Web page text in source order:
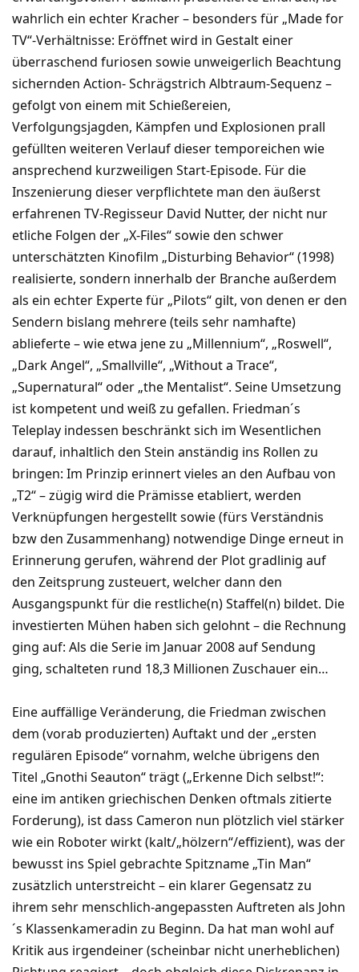
wahrlich ein echter Kracher – besonders für „Made for
TV“-Verhältnisse: Eröffnet wird in Gestalt einer
überraschend furiosen sowie unweigerlich Beachtung
sichernden Action- Schrägstrich Albtraum-Sequenz –
gefolgt von einem mit Schießereien,
Verfolgungsjagden, Kämpfen und Explosionen prall
gefüllten weiteren Verlauf dieser temporeichen wie
ansprechend kurzweiligen Start-Episode. Für die
Inszenierung dieser verpflichtete man den äußerst
erfahrenen TV-Regisseur David Nutter, der nicht nur
etliche Folgen der „X-Files“ sowie den schwer
unterschätzten Kinofilm „Disturbing Behavior“ (1998)
realisierte, sondern innerhalb der Branche außerdem
als ein echter Experte für „Pilots“ gilt, von denen er den
Sendern bislang mehrere (teils sehr namhafte)
ablieferte – wie etwa jene zu „Millennium“, „Roswell“,
„Dark Angel“, „Smallville“, „Without a Trace“,
„Supernatural“ oder „the Mentalist“. Seine Umsetzung
ist kompetent und weiß zu gefallen. Friedman´s
Teleplay indessen beschränkt sich im Wesentlichen
darauf, inhaltlich den Stein anständig ins Rollen zu
bringen: Im Prinzip erinnert vieles an den Aufbau von
„T2“ – zügig wird die Prämisse etabliert, werden
Verknüpfungen hergestellt sowie (fürs Verständnis
bzw den Zusammenhang) notwendige Dinge erneut in
Erinnerung gerufen, während der Plot gradlinig auf
den Zeitsprung zusteuert, welcher dann den
Ausgangspunkt für die restliche(n) Staffel(n) bildet. Die
investierten Mühen haben sich gelohnt – die Rechnung
ging auf: Als die Serie im Januar 2008 auf Sendung
ging, schalteten rund 18,3 Millionen Zuschauer ein…
Eine auffällige Veränderung, die Friedman zwischen
dem (vorab produzierten) Auftakt und der „ersten
regulären Episode“ vornahm, welche übrigens den
Titel „Gnothi Seauton“ trägt („Erkenne Dich selbst!“:
eine im antiken griechischen Denken oftmals zitierte
Forderung), ist dass Cameron nun plötzlich viel stärker
wie ein Roboter wirkt (kalt/„hölzern“/effizient), was der
bewusst ins Spiel gebrachte Spitzname „Tin Man“
zusätzlich unterstreicht – ein klarer Gegensatz zu
ihrem sehr menschlich-angepassten Auftreten als John
´s Klassenkameradin zu Beginn. Da hat man wohl auf
Kritik aus irgendeiner (scheinbar nicht unerheblichen)